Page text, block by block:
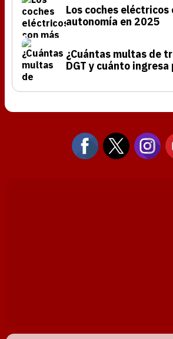
Los coches eléctricos
autonomía en 2025
¿Cuántas multas de
DGT y cuánto ingresa